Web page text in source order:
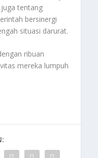
tentang
bersinergi
situasi darurat.
ribuan
mereka lumpuh